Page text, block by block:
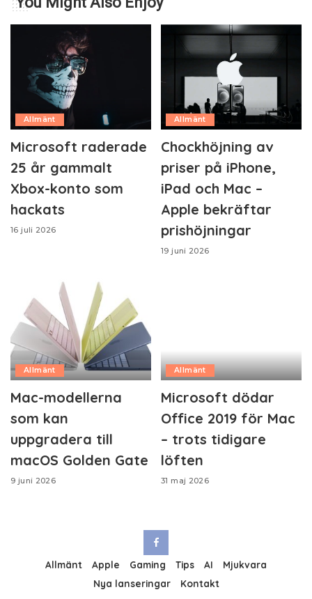
Allmänt
Microsoft raderade
25 år gammalt
Xbox-konto som
hackats
16 juli 2026
Allmänt
Chockhöjning av
priser på iPhone,
iPad och Mac –
Apple bekräftar
prishöjningar
19 juni 2026
Allmänt
Mac-modellerna
som kan
uppgradera till
macOS Golden Gate
9 juni 2026
Allmänt
Microsoft dödar
Office 2019 för Mac
– trots tidigare
löften
31 maj 2026
Allmänt Apple Gaming Tips AI
Mjukvara
Nya lanseringar
Kontakt